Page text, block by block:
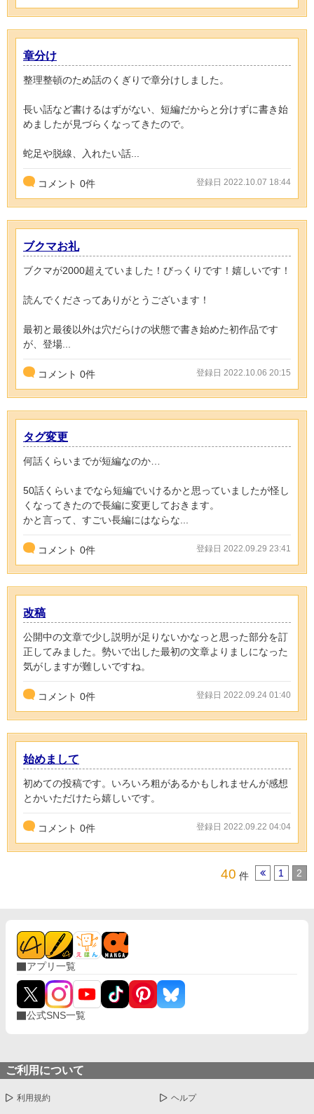
章分け
整理整頓のため話のくぎりで章分けしました。
長い話など書けるはずがない、短編だからと分けずに書き始
めましたが見づらくなってきたので。
蛇足や脱線、入れたい話...
コメント 0件 登録日 2022.10.07 18:44
ブクマお礼
ブクマが2000超えていました！びっくりです！嬉しいです！
読んでくださってありがとうございます！
最初と最後以外は穴だらけの状態で書き始めた初作品です
が、登場...
コメント 0件 登録日 2022.10.06 20:15
タグ変更
何話くらいまでが短編なのか…
50話くらいまでなら短編でいけるかと思っていましたが怪し
くなってきたので長編に変更しておきます。
かと言って、すごい長編にはならな...
コメント 0件 登録日 2022.09.29 23:41
改稿
公開中の文章で少し説明が足りないかなっと思った部分を訂
正してみました。勢いで出した最初の文章よりましになった
気がしますが難しいですね。
コメント 0件 登録日 2022.09.24 01:40
始めまして
初めての投稿です。いろいろ粗があるかもしれませんが感想
とかいただけたら嬉しいです。
コメント 0件 登録日 2022.09.22 04:04
40 件 1 2
アプリ一覧
公式SNS一覧
ご利用について
利用規約 ヘルプ